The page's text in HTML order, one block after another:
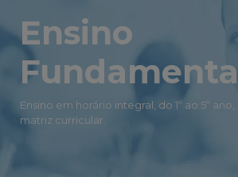
Ensino
Ensino em horário integral, do 1º ao 5º
matriz curricular.